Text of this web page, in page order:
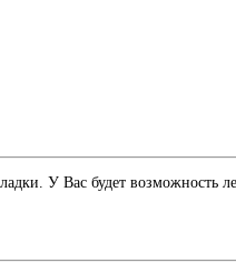
У Вас будет возможность